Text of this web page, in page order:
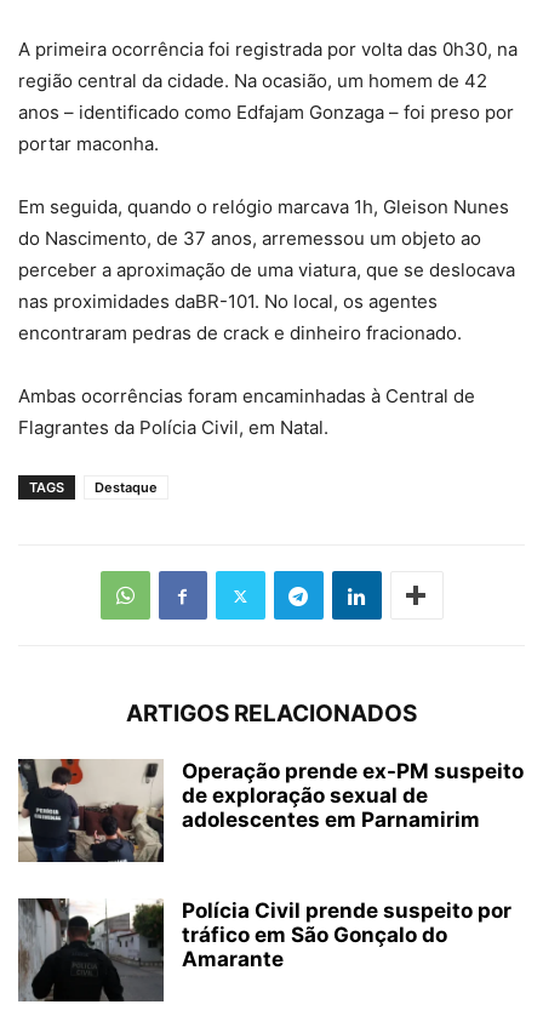
A primeira ocorrência foi registrada por volta das 0h30, na
região central da cidade. Na ocasião, um homem de 42
anos – identificado como Edfajam Gonzaga – foi preso por
portar maconha.
Em seguida, quando o relógio marcava 1h, Gleison Nunes
do Nascimento, de 37 anos, arremessou um objeto ao
perceber a aproximação de uma viatura, que se deslocava
nas proximidades daBR-101. No local, os agentes
encontraram pedras de crack e dinheiro fracionado.
Ambas ocorrências foram encaminhadas à Central de
Flagrantes da Polícia Civil, em Natal.
TAGS Destaque
ARTIGOS RELACIONADOS
Operação prende ex-PM suspeito
de exploração sexual de
adolescentes em Parnamirim
Polícia Civil prende suspeito por
tráfico em São Gonçalo do
Amarante